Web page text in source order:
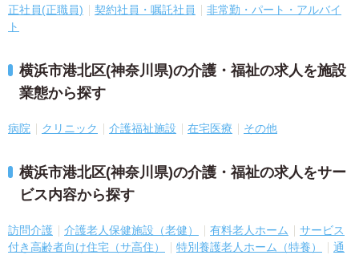
正社員(正職員) 契約社員・嘱託社員
非常勤・パート・アルバイ
ト
横浜市港北区(神奈川県)の介護・福祉の求人を施設
業態から探す
病院 クリニック 介護福祉施設 在宅医療 その他
横浜市港北区(神奈川県)の介護・福祉の求人をサー
ビス内容から探す
訪問介護 介護老人保健施設（老健） 有料老人ホーム
サービス
付き高齢者向け住宅（サ高住）
特別養護老人ホーム（特養）
通